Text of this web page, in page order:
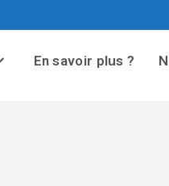
En savoir plus ?